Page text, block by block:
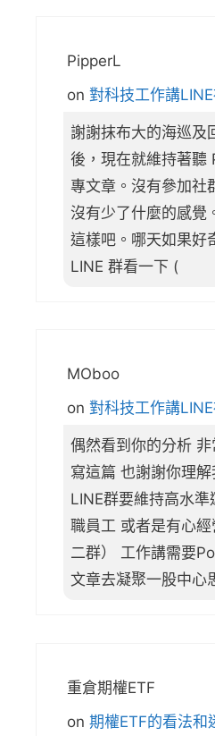
PipperL
on 對科技工作講
謝謝抹布大的海巡及
後，現在就維持著聽
專文章。沒有參加社
沒有少了什麼的感覺
這樣吧。哪天如果好
LINE 群看一下 (
MOboo
on 對科技工作講
偶然看到你的分析
寫這篇 也謝謝你理
LINE群要維持高水
職員工 或者是有心
二群） 工作講需要
文章去凝聚一股中心
重倉期權ETF
on 期權ETF的看法和